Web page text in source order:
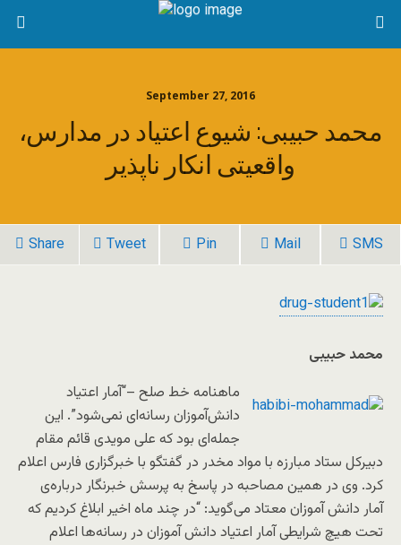
September 27, 2016
محمد حبیبی: شیوع اعتیاد در مدارس،
واقعیتی انکار ناپذیر
Share Tweet Pin Mail SMS
محمد حبیبی
ماهنامه خط صلح –“آمار اعتیاد
دانش‌آموزان رسانه‌ای نمی‌شود”. این
جمله‌ای بود که علی مویدی قائم مقام
دبیرکل ستاد مبارزه با مواد مخدر در گفتگو با خبرگزاری فارس اعلام
کرد. وی در همین مصاحبه در پاسخ به پرسش خبرنگار درباره‌ی
آمار دانش آموزان معتاد می‌گوید: “در چند ماه اخیر ابلاغ کردیم که
تحت هیچ شرایطی آمار اعتیاد دانش ‌آموزان در رسانه‌ها اعلام